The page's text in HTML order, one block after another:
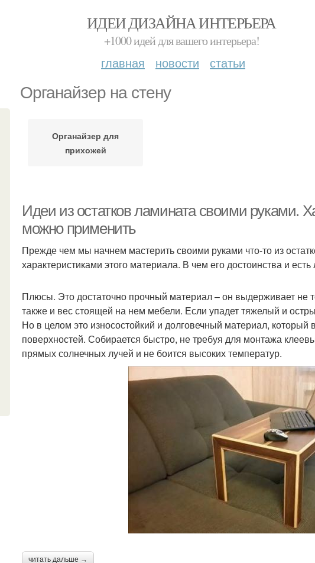
ИДЕИ ДИЗАЙНА ИНТЕРЬЕРА
+1000 идей для вашего интерьера!
главная новости статьи
Органайзер на стену
Органайзер для
прихожей
Идеи из остатков ламината своими руками.
можно применить
Прежде чем мы начнем мастерить своими руками что-то из
характеристиками этого материала. В чем его достоинства и есть
Плюсы. Это достаточно прочный материал – он выдерживает не
также и вес стоящей на нем мебели. Если упадет тяжелый и
Но в целом это износостойкий и долговечный материал, который
поверхностей. Собирается быстро, не требуя для монтажа
прямых солнечных лучей и не боится высоких температур.
читать дальше →